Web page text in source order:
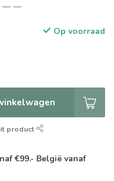
Op voorraad
product
€99.- België vanaf